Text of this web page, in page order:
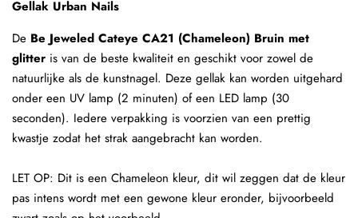
Gellak Urban Nails
De Be Jeweled Cateye CA21 (Chameleon) Bruin met
glitter is van de beste kwaliteit en geschikt voor zowel de
natuurlijke als de kunstnagel. Deze gellak kan worden uitgehard
onder een UV lamp (2 minuten) of een LED lamp (30
seconden). Iedere verpakking is voorzien van een prettig
kwastje zodat het strak aangebracht kan worden.
LET OP: Dit is een Chameleon kleur, dit wil zeggen dat de kleur
pas intens wordt met een gewone kleur eronder, bijvoorbeeld